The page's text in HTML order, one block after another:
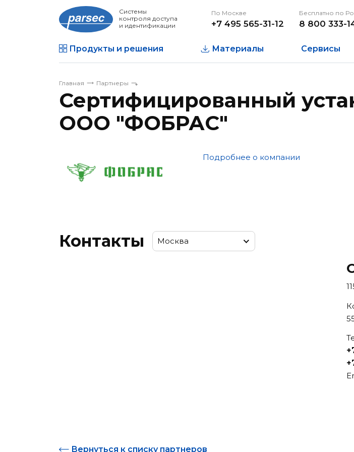
Системы
контроля доступа
и идентификации
По Москве
+7 495 565-31-12
Бесплатно по
8 800 333-
Продукты и решения Материалы Сервисы
Главная Партнеры
Сертифицированный
ООО "ФОБРАС"
Подробнее о компании
Контакты Москва
Вернуться к списку партнеров